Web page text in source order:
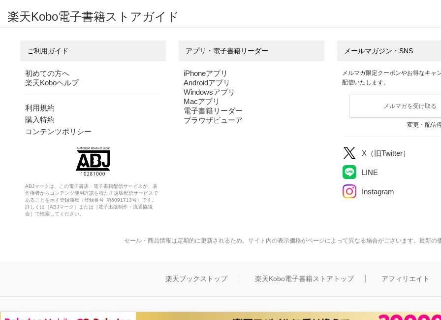
楽天Kobo電子書籍ストアガイド
ご利用ガイド
初めての方へ
楽天Koboヘルプ
利用規約
購入特約
コンテンツポリシー
ABJマークは、この電子書店・電子書籍配信サービスが、著
作権者からコンテンツ使用許諾を得た正規版配信サービスで
あることを示す登録商標（登録番号 第6091713号）です。
詳しくは［ABJマーク］または［電子出版制作・流通協議
会］で検索してください。
アプリ・電子書籍リーダー
iPhoneアプリ
Androidアプリ
Windowsアプリ
Macアプリ
電子書籍リーダー
ブラウザビューア
メールマガジン・SNS
メルマガ限定クーポンやお得なキャ
配信いたします。
メルマガを受け取る
変更・配信
X（旧Twitter）
LINE
Instagram
セール・商品情報は定期的に更新されるため、サイト内の表示価格がページによって異なる場合がございます。最新の
楽天ブックストップ 楽天Kobo電子書籍ストアトップ アフィリエイト